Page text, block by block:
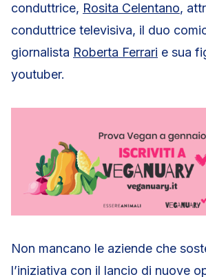
conduttrice, Rosita Celentano,
conduttrice televisiva, il duo
giornalista Roberta Ferrari e sua
youtuber.
Non mancano le aziende che
l’iniziativa con il lancio di nuove